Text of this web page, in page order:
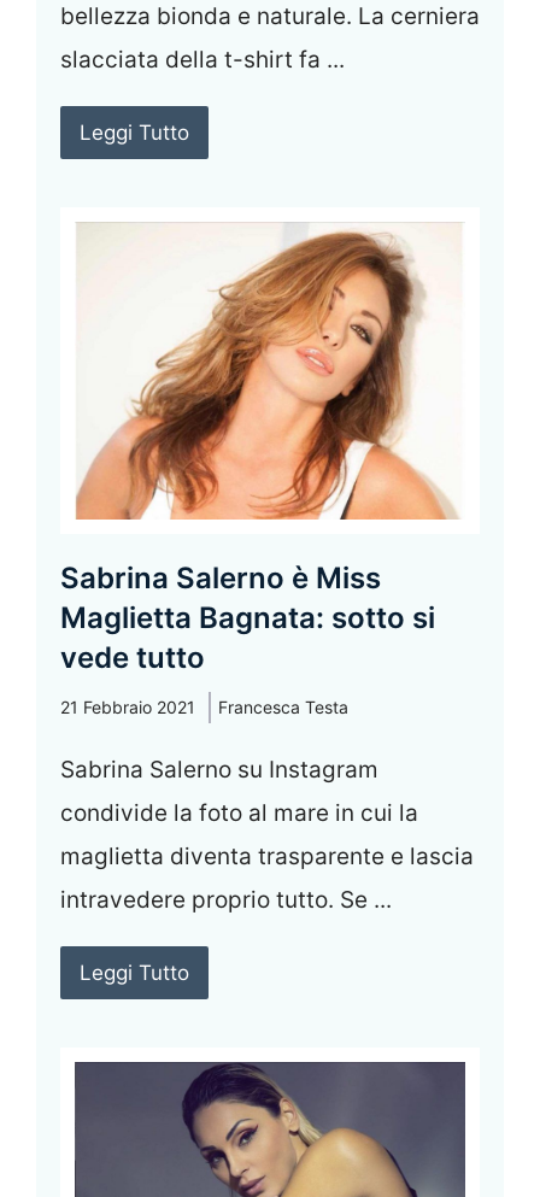
bellezza bionda e naturale. La cerniera
slacciata della t-shirt fa ...
Leggi Tutto
Sabrina Salerno è Miss
Maglietta Bagnata: sotto si
vede tutto
21 Febbraio 2021 Francesca Testa
Sabrina Salerno su Instagram
condivide la foto al mare in cui la
maglietta diventa trasparente e lascia
intravedere proprio tutto. Se ...
Leggi Tutto